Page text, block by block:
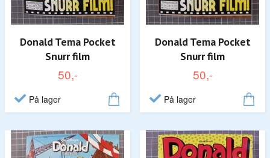
Donald Tema Pocket
Snurr film
50,-
På lager
Donald Tema Pocket
Snurr film
50,-
På lager